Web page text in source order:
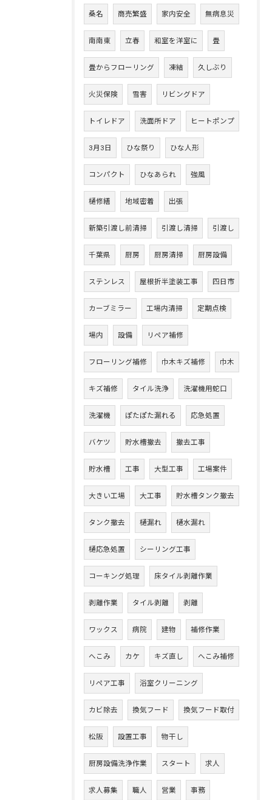
桑名 商売繁盛 家内安全 無病息災
南南東 立春 和室を洋室に 畳
畳からフローリング 凍結 久しぶり
火災保険 雪害 リビングドア
トイレドア 洗面所ドア ヒートポンプ
3月3日 ひな祭り ひな人形
コンパクト ひなあられ 強風
樋修繕 地域密着 出張
新築引渡し前清掃 引渡し清掃 引渡し
千葉県 厨房 厨房清掃 厨房設備
ステンレス 屋根折半塗装工事 四日市
カーブミラー 工場内清掃 定期点検
場内 設備 リペア補修
フローリング補修 巾木キズ補修 巾木
キズ補修 タイル洗浄 洗濯機用蛇口
洗濯機 ぽたぽた漏れる 応急処置
バケツ 貯水槽撤去 撤去工事
貯水槽 工事 大型工事 工場案件
大きい工場 大工事 貯水槽タンク撤去
タンク撤去 樋漏れ 樋水漏れ
樋応急処置 シーリング工事
コーキング処理 床タイル剥離作業
剥離作業 タイル剥離 剥離
ワックス 病院 建物 補修作業
へこみ カケ キズ直し へこみ補修
リペア工事 浴室クリーニング
カビ除去 換気フード 換気フード取付
松阪 設置工事 物干し
厨房設備洗浄作業 スタート 求人
求人募集 職人 営業 事務